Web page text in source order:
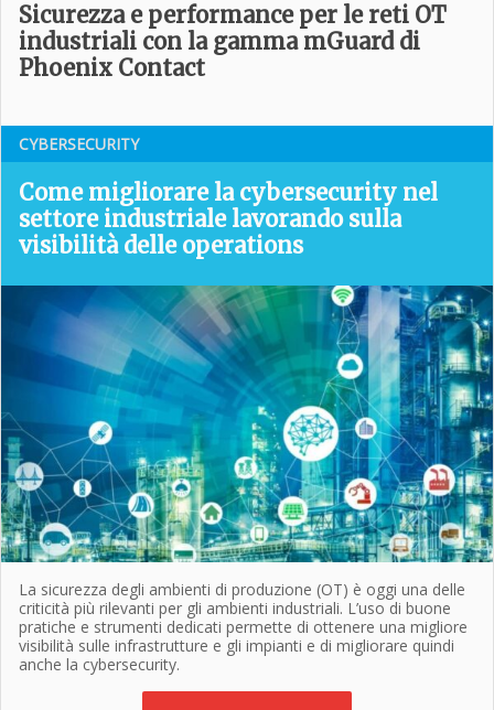
Sicurezza e performance per le reti OT
industriali con la gamma mGuard di
Phoenix Contact
CYBERSECURITY
Come migliorare la cybersecurity nel
settore industriale lavorando sulla
visibilità delle operations
La sicurezza degli ambienti di produzione (OT) è oggi una delle
criticità più rilevanti per gli ambienti industriali. L’uso di buone
pratiche e strumenti dedicati permette di ottenere una migliore
visibilità sulle infrastrutture e gli impianti e di migliorare quindi
anche la cybersecurity.